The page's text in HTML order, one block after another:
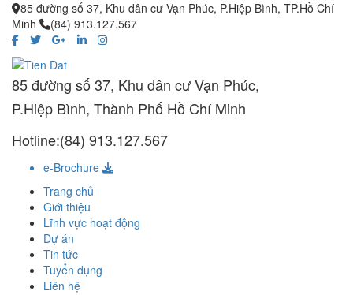
85 đường số 37, Khu dân cư Vạn Phúc, P.Hiệp Bình, TP.Hồ Chí
Minh
(84) 913.127.567
85 đường số 37, Khu dân cư Vạn Phúc,
P.Hiệp Bình, Thành Phố Hồ Chí Minh
Hotline:(84) 913.127.567
e-Brochure
Trang chủ
Giới thiệu
Lĩnh vực hoạt động
Dự án
Tin tức
Tuyển dụng
Liên hệ